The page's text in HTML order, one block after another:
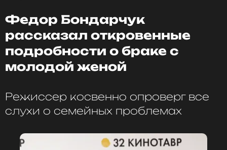
Смотрите нас в Likee, чтобы
оставаться в курсе событий
Федор Бондарчук
рассказал откровенные
подробности о браке с
молодой женой
Режиссер косвенно опроверг все
слухи о семейных проблемах